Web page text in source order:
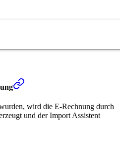
wird die E-Rechnung durch
und der Import Assistent